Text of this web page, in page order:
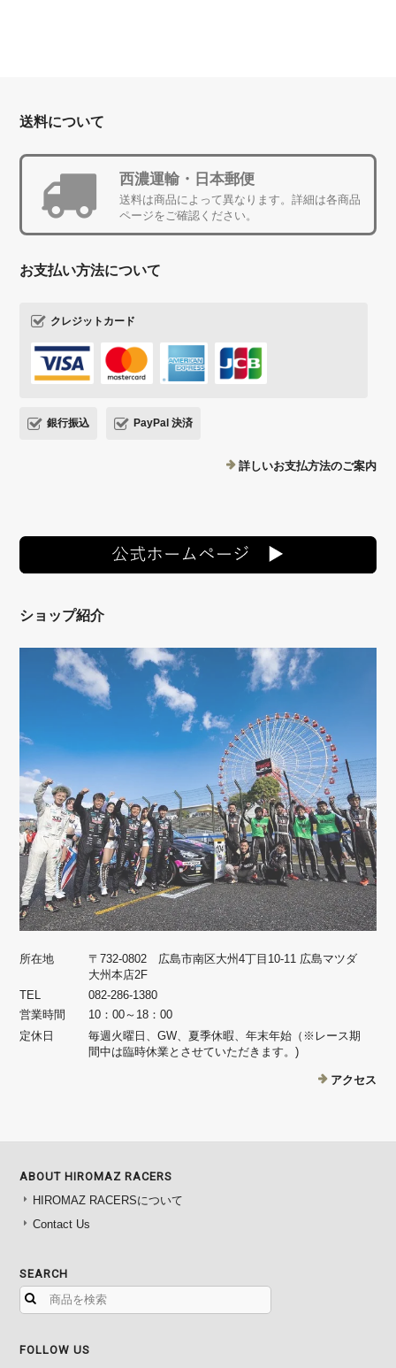
送料について
西濃運輸・日本郵便
送料は商品によって異なります。詳細は各商品
ページをご確認ください。
お支払い方法について
クレジットカード
銀行振込 PayPal 決済
詳しいお支払方法のご案内
ショップ紹介
所在地
〒732-0802 広島市南区大州4丁目10-11 広島マツダ
大州本店2F
TEL
082-286-1380
営業時間
10：00～18：00
定休日
毎週火曜日、GW、夏季休暇、年末年始（※レース期
間中は臨時休業とさせていただきます。)
アクセス
ABOUT HIROMAZ RACERS
HIROMAZ RACERSについて
Contact Us
SEARCH
FOLLOW US